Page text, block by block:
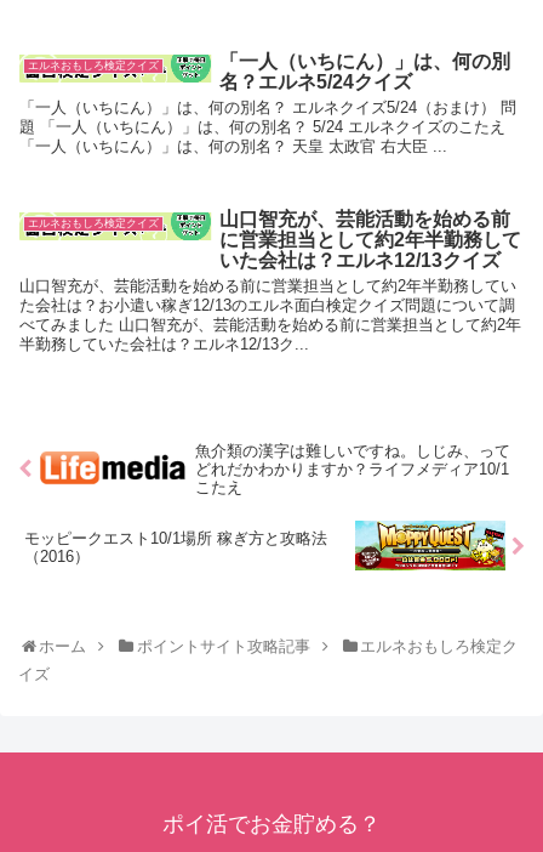
エルネおもしろ検定クイズ
「一人（いちにん）」は、何の別
名？エルネ5/24クイズ
「一人（いちにん）」は、何の別名？ エルネクイズ5/24（おまけ） 問
題 「一人（いちにん）」は、何の別名？ 5/24 エルネクイズのこたえ
「一人（いちにん）」は、何の別名？ 天皇 太政官 右大臣 ...
エルネおもしろ検定クイズ
山口智充が、芸能活動を始める前
に営業担当として約2年半勤務して
いた会社は？エルネ12/13クイズ
山口智充が、芸能活動を始める前に営業担当として約2年半勤務してい
た会社は？お小遣い稼ぎ12/13のエルネ面白検定クイズ問題について調
べてみました 山口智充が、芸能活動を始める前に営業担当として約2年
半勤務していた会社は？エルネ12/13ク...
魚介類の漢字は難しいですね。しじみ、って
どれだかわかりますか？ライフメディア10/1
こたえ
モッピークエスト10/1場所 稼ぎ方と攻略法
（2016）
ホーム ポイントサイト攻略記事
エルネおもしろ検定ク
イズ
ポイ活でお金貯める？